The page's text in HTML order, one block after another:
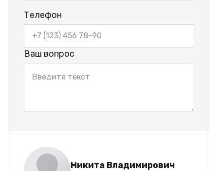
Телефон
Ваш вопрос
Никита Владимирович